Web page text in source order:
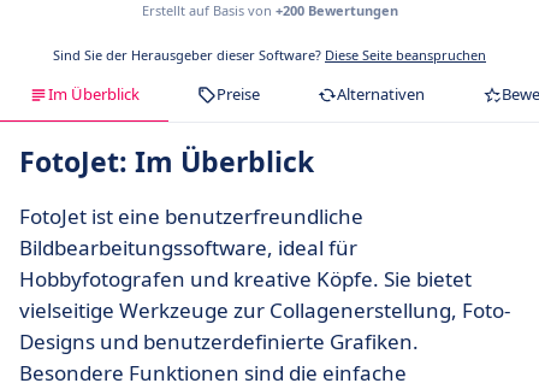
Erstellt auf Basis von +200 Bewertungen
Sind Sie der Herausgeber dieser Software? Diese Seite beanspruchen
Im Überblick Preise Alternativen
FotoJet: Im Überblick
FotoJet ist eine benutzerfreundliche
Bildbearbeitungssoftware, ideal für
Hobbyfotografen und kreative Köpfe. Sie bietet
vielseitige Werkzeuge zur Collagenerstellung, Foto-
Designs und benutzerdefinierte Grafiken.
Besondere Funktionen sind die einfache